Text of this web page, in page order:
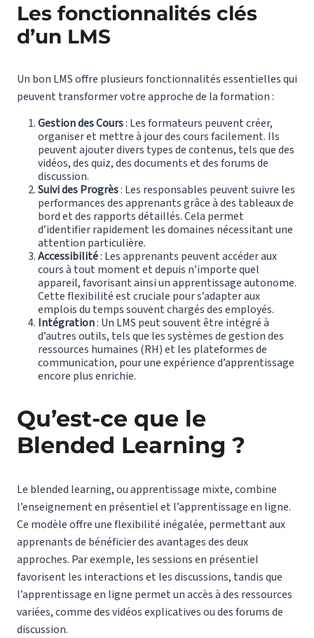
Les fonctionnalités clés
d’un LMS
Un bon LMS offre plusieurs fonctionnalités essentielles qui
peuvent transformer votre approche de la formation :
Gestion des Cours: Les formateurs peuvent créer,
organiser et mettre à jour des cours facilement. Ils
peuvent ajouter divers types de contenus, tels que des
vidéos, des quiz, des documents et des forums de
discussion.
Suivi des Progrès: Les responsables peuvent suivre les
performances des apprenants grâce à des tableaux de
bord et des rapports détaillés. Cela permet
d’identifier rapidement les domaines nécessitant une
attention particulière.
Accessibilité: Les apprenants peuvent accéder aux
cours à tout moment et depuis n’importe quel
appareil, favorisant ainsi un apprentissage autonome.
Cette flexibilité est cruciale pour s’adapter aux
emplois du temps souvent chargés des employés.
Intégration: Un LMS peut souvent être intégré à
d’autres outils, tels que les systèmes de gestion des
ressources humaines (RH) et les plateformes de
communication, pour une expérience d’apprentissage
encore plus enrichie.
Qu’est-ce que le
Blended Learning ?
Le blended learning, ou apprentissage mixte, combine
l’enseignement en présentiel et l’apprentissage en ligne.
Ce modèle offre une flexibilité inégalée, permettant aux
apprenants de bénéficier des avantages des deux
approches. Par exemple, les sessions en présentiel
favorisent les interactions et les discussions, tandis que
l’apprentissage en ligne permet un accès à des ressources
variées, comme des vidéos explicatives ou des forums de
discussion.